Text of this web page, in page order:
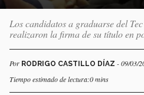
Los candidatos a graduarse del
realizaron la firma de su título en
Por RODRIGO CASTILLO DÍAZ - 09/03/
Tiempo estimado de lectura:0 mins